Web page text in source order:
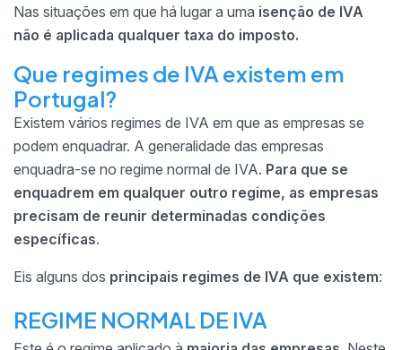
Nas situações em que há lugar a uma isenção de IVA
não é aplicada qualquer taxa do imposto.
Que regimes de IVA existem em
Portugal?
Existem vários regimes de IVA em que as empresas se
podem enquadrar. A generalidade das empresas
enquadra-se no regime normal de IVA. Para que se
enquadrem em qualquer outro regime, as empresas
precisam de reunir determinadas condições
específicas.
Eis alguns dos principais regimes de IVA que existem:
REGIME NORMAL DE IVA